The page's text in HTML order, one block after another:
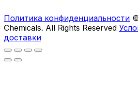
Политика конфиденциальности
Chemicals. All Rights Reserved
доставки